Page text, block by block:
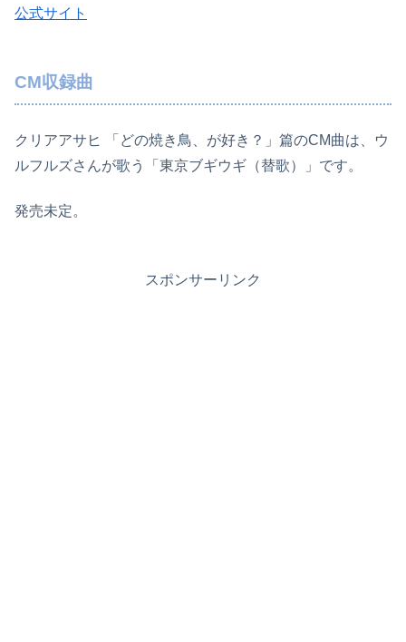
公式サイト
CM収録曲
クリアアサヒ 「どの焼き鳥、が好き？」篇のCM曲は、ウ
ルフルズさんが歌う「東京ブギウギ（替歌）」です。
発売未定。
スポンサーリンク